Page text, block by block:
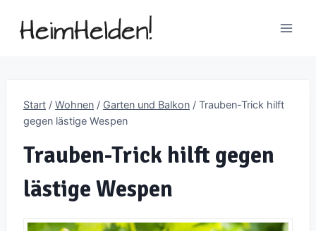
Inhalt
Start / Wohnen / Garten und Balkon / Trauben-Trick hilft
gegen lästige Wespen
Trauben-Trick hilft gegen
lästige Wespen